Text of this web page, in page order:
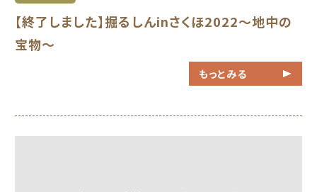
【終了しました】掘るしんinさくほ2022～地中の
宝物～
もっとみる